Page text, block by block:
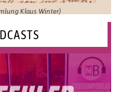
Klaus Winter)